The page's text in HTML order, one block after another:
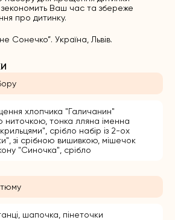
зекономить Ваш час та збереже
про дитинку.
Сонечко”. Україна, Львів.
хлопчика "Галичанин"
ниточкою, тонка лляна іменна
срібло набір із 2-ох
зі срібною вишивкою, мішечок
"Синочка", срібло
шапочка, пінеточки